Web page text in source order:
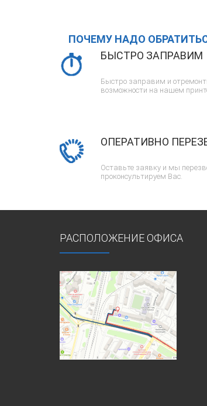
ПОЧЕМУ НАДО
БЫСТРО ЗАПРАВИМ
Быстро заправим и
возможности на нашем
ОПЕРАТИВНО
Оставьте заявку и мы
проконсультируем Вас.
РАСПОЛОЖЕНИЕ ОФИСА